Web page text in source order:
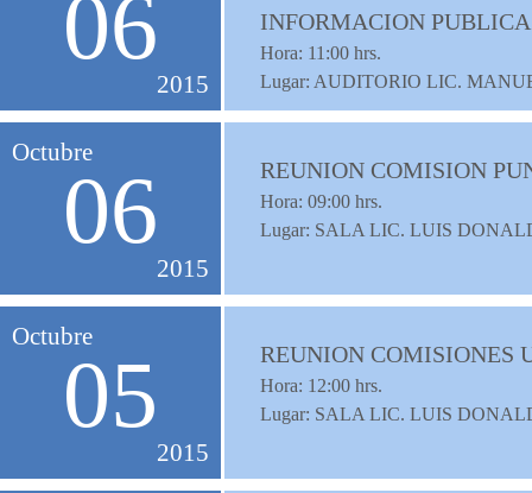
06
2015
INFORMACION PUBLICA
Hora: 11:00 hrs.
Lugar: AUDITORIO LIC.
Octubre
06
2015
REUNION COMISION
Hora: 09:00 hrs.
Lugar: SALA LIC. LUIS
Octubre
05
2015
REUNION COMISIONES
Hora: 12:00 hrs.
Lugar: SALA LIC. LUIS